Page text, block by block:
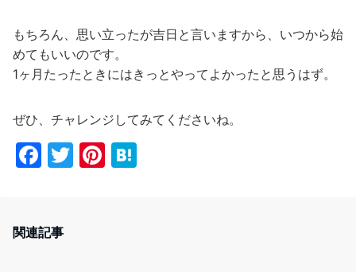
もちろん、思い立ったが吉日と言いますから、いつから始
めてもいいのです。
1ヶ月たったときにはきっとやってよかったと思うはず。
ぜひ、チャレンジしてみてくださいね。
F
e
T
Pi
関連記事